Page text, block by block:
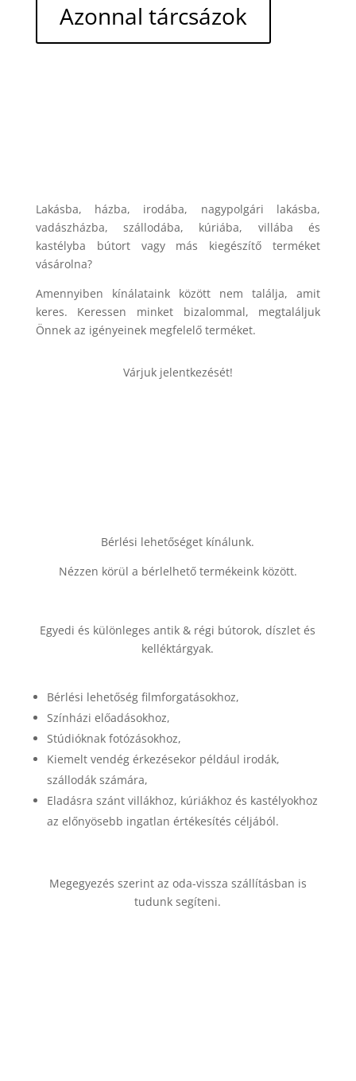
Azonnal tárcsázok
Lakásba, házba, irodába, nagypolgári lakásba,
vadászházba, szállodába, kúriába, villába és
kastélyba bútort vagy más kiegészítő terméket
vásárolna?
Amennyiben kínálataink között nem találja, amit
keres. Keressen minket bizalommal, megtaláljuk
Önnek az igényeinek megfelelő terméket.
Várjuk jelentkezését!
Bérlési lehetőséget kínálunk.
Nézzen körül a bérlelhető termékeink között.
Egyedi és különleges antik & régi bútorok, díszlet és
kelléktárgyak.
Bérlési lehetőség filmforgatásokhoz,
Színházi előadásokhoz,
Stúdióknak fotózásokhoz,
Kiemelt vendég érkezésekor például irodák,
szállodák számára,
Eladásra szánt villákhoz, kúriákhoz és kastélyokhoz
az előnyösebb ingatlan értékesítés céljából.
Megegyezés szerint az oda-vissza szállításban is
tudunk segíteni.